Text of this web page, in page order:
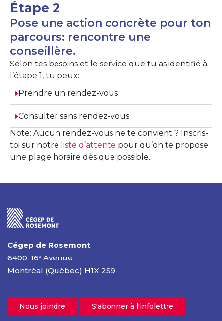
Étape 2
Pose une action concrète pour ton
parcours: rencontre une
conseillère.
Selon tes besoins et le service que tu as identifié à
l’étape 1 , tu peux:
Prendre un rendez-vous
Consulter sans rendez-vous
Note: Aucun rendez-vous ne te convient ? Inscris-
toi sur notre liste d’attente pour qu’on te propose
une plage horaire dès que possible.
Cégep de Rosemont
6400, 16e Avenue
Montréal (Québec) H1X 2S9
Nous joindre S'abonner à l'infolettre